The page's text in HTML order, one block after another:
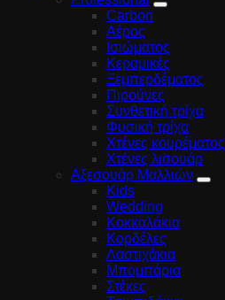
Carbon
Αέρος
Ισιώματος
Κεραμικές
Ξεμπερδέματος
Πιρούνες
Συνθετική τρίχα
Φυσική τρίχα
Χτένες κουρέματος
Χτένες λισουάρ
Αξεσουάρ Μαλλιών
Kids
Wedding
Κοκκαλάκια
Κορδέλες
Λαστιχάκια
Μπομπάρια
Στέκες